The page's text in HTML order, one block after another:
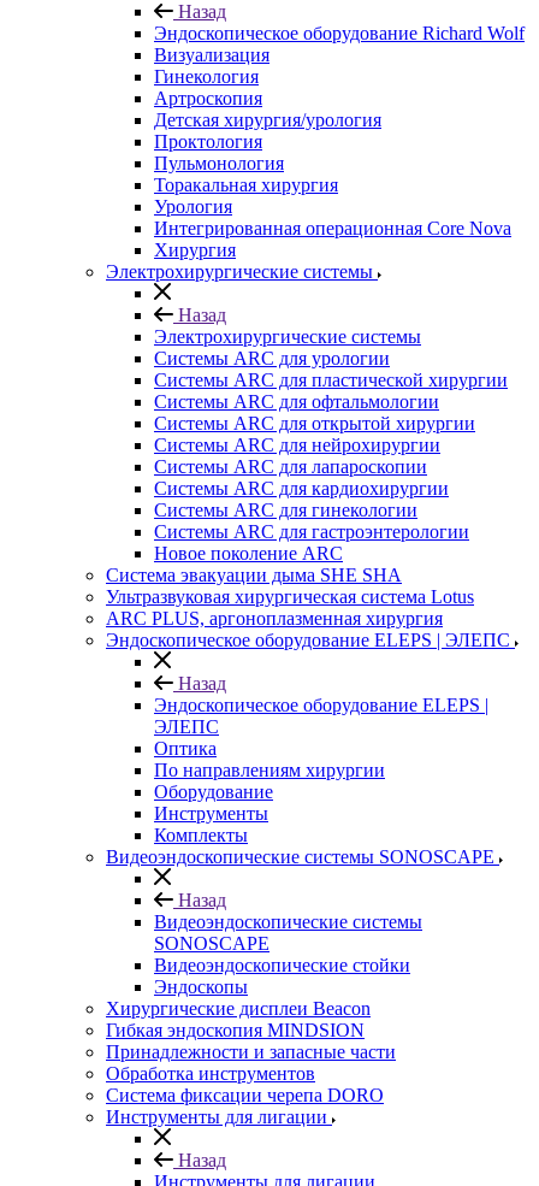
Назад
Эндоскопическое оборудование Richard Wolf
Визуализация
Гинекология
Артроскопия
Детская хирургия/урология
Проктология
Пульмонология
Торакальная хирургия
Урология
Интегрированная операционная Core Nova
Хирургия
Электрохирургические системы
Назад
Электрохирургические системы
Системы ARC для урологии
Системы ARC для пластической хирургии
Системы ARC для офтальмологии
Системы ARC для открытой хирургии
Системы ARC для нейрохирургии
Системы ARC для лапароскопии
Системы ARC для кардиохирургии
Системы ARC для гинекологии
Системы ARC для гастроэнтерологии
Новое поколение ARC
Система эвакуации дыма SHE SHA
Ультразвуковая хирургическая система Lotus
ARC PLUS, аргоноплазменная хирургия
Эндоскопическое оборудование ELEPS | ЭЛЕПС
Назад
Эндоскопическое оборудование ELEPS |
ЭЛЕПС
Оптика
По направлениям хирургии
Оборудование
Инструменты
Комплекты
Видеоэндоскопические системы SONOSCAPE
Назад
Видеоэндоскопические системы
SONOSCAPE
Видеоэндоскопические стойки
Эндоскопы
Хирургические дисплеи Beacon
Гибкая эндоскопия MINDSION
Принадлежности и запасные части
Обработка инструментов
Система фиксации черепа DORO
Инструменты для лигации
Назад
Инструменты для лигации